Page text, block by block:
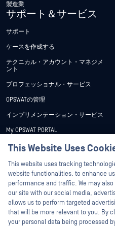
製造業
サポート＆サービス
サポート
ケースを作成する
テクニカル・アカウント・マネジメ
ント
プロフェッショナル・サービス
OPSWATの管理
インプリメンテーション・サービス
My OPSWAT PORTAL
技術文書
トレーニング
脆弱性対策プログラム
パートナー
認証
テクノロジー・パートナー
This Website Uses
This website uses tracking
website functionalities, to enhance
performance and traffic. We may
our site with our social media,
allows us to perform targeted
that will be more relevant to you. By
your personal data being processed
Hey
I'm Ozzy,
How can I
today?